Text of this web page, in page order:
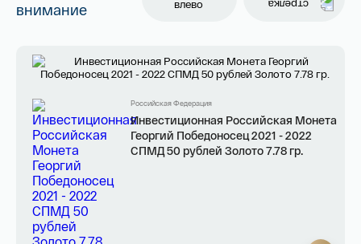
внимание
Российская Федерация
Инвестиционная Российская Монета
Георгий Победоносец 2021 - 2022
СПМД 50 рублей Золото 7.78 гр.